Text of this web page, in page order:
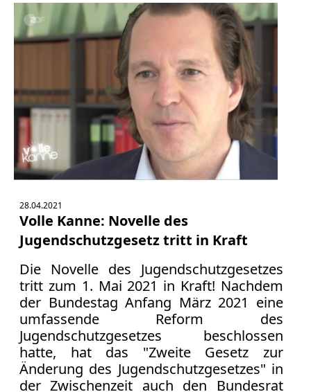
28.04.2021
Volle Kanne: Novelle des
Jugendschutzgesetz tritt in Kraft
Die Novelle des Jugendschutzgesetzes
tritt zum 1. Mai 2021 in Kraft! Nachdem
der Bundestag Anfang März 2021 eine
umfassende Reform des
Jugendschutzgesetzes beschlossen
hatte, hat das "Zweite Gesetz zur
Änderung des Jugendschutzgesetzes" in
der Zwischenzeit auch den Bundesrat
Radio
print & online
Vita
Kontakt
Datenschutz
AGB
Abmahnung
Aktuelle
Stunde
Beleidigung
Datenschutz
Ebay
Facebook